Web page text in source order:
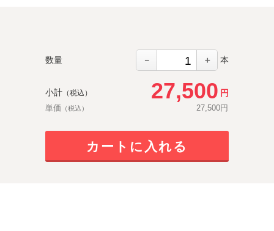
数量 － ＋ 本
小計 （税込） 27,500 円
単価 （税込） 27,500円
カートに入れる